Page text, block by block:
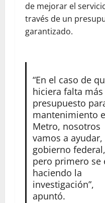
de mejorar el
través de un
garantizado.
“En el caso de
hiciera falta más
presupuesto
mantenimiento
Metro, nosotros
vamos a ayudar,
gobierno federal,
pero primero se
haciendo la
investigación”,
apuntó.